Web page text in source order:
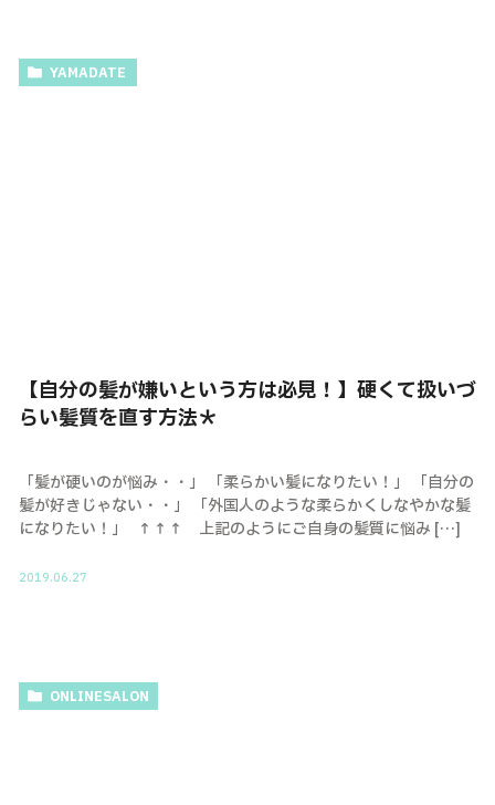
YAMADATE
【自分の髪が嫌いという方は必見！】硬くて扱いづ
らい髪質を直す方法＊
「髪が硬いのが悩み・・」 「柔らかい髪になりたい！」 「自分の
髪が好きじゃない・・」 「外国人のような柔らかくしなやかな髪
になりたい！」 ↑↑↑ 上記のようにご自身の髪質に悩み […]
2019.06.27
ONLINESALON